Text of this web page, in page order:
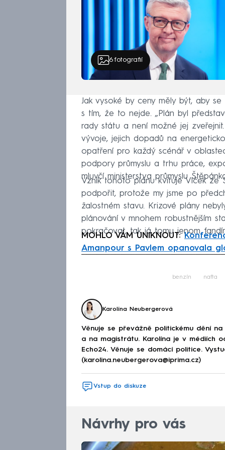
6fotografií
Jak vysoké by ceny měly být, aby
s tím, že to nejde. „Plán byl
rady státu a není možné jej
vývoje, jejich dopadů na
opatření pro každý scénář v
podpory průmyslu a trhu práce,
mluvčí ministerstva průmyslu
Vznik tohoto plánu kvituje Vlček ze
podpořit, protože my jsme po
žalostném stavu. Krizové plány
plánování v mnohem robustnějším
pokračovat, tak já tomu jenom
MOHLO VÁM UNIKNOUT:
Amanpour s Pavlem opanovala
benzín nafta
Karolína Neubergerová
Věnuje se převážně politickému dění
a na magistrátu. Karolína je v médiích
Echo24. Věnuje se domácí politice.
(karolina.neubergerova@iprima.cz)
Vstup do diskuze
Návrhy pro vás